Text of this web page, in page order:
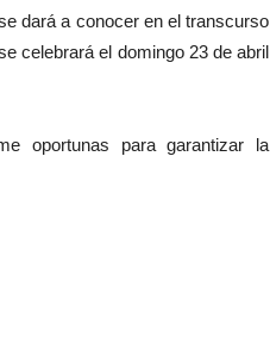
dará a conocer en el transcurso
celebrará el domingo 23 de abril
oportunas para garantizar la